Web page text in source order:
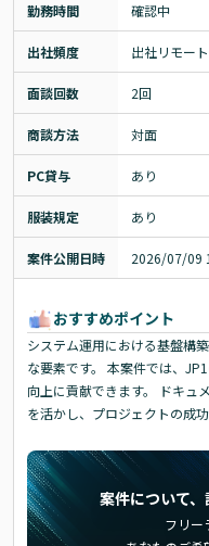
勤務時間 確認中
出社頻度 出社リモー
面談回数 2回
商談方法 対面
PC貸与 あり
服装規定 あり
案件公開日時 2026/07/09
おすすめポイント
システム運用における基盤構
な要素です。 本案件では、
向上に貢献できます。 ドキュ
を活かし、プロジェクトの成
案件について
フリー